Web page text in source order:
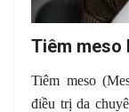
Tiêm meso
Tiêm meso
điều trị da